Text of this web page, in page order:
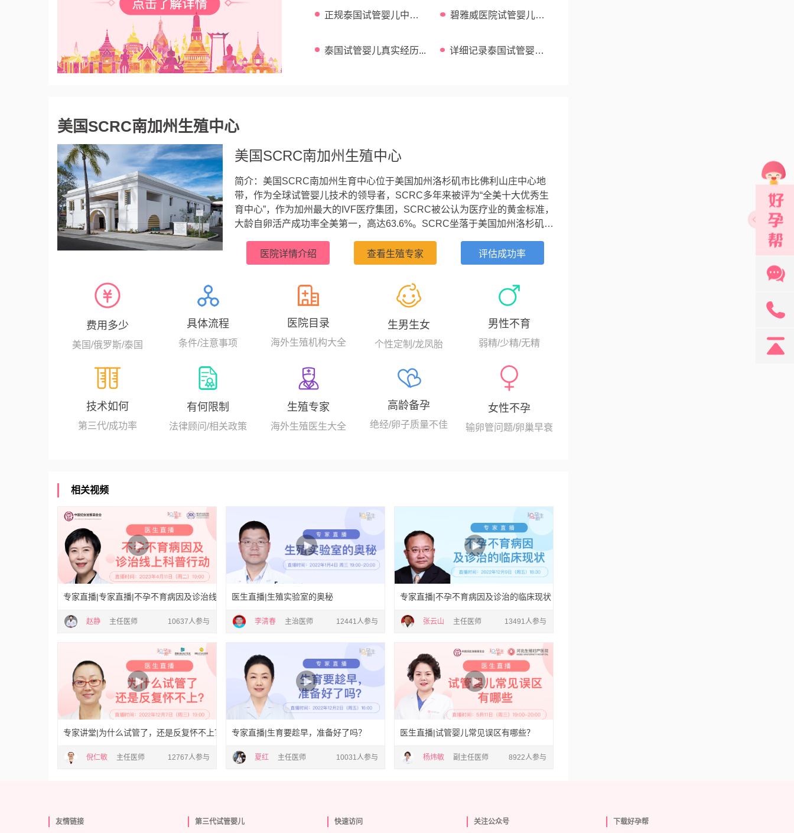
正规泰国试管婴儿中介
碧雅威医院试管婴儿成
泰国试管婴儿真实经历...
详细记录泰国试管婴儿
美国SCRC南加州生殖中心
美国SCRC南加州生殖中心
简介：美国SCRC南加州生育中心位于美国加州洛杉矶市比佛利山庄中心地
带，作为全球试管婴儿技术的领导者，SCRC多年来被评为“全美十大优秀生
育中心”，作为加州最大的IVF医疗集团，SCRC被公认为医疗业的黄金标准，
大龄自卵活产成功率全美第一，高达63.6%。SCRC坐落于美国加州洛杉矶市
世纪1993年，美国SCRC的生育专家就完成了美国西海岸第一例卵母细胞胞
浆内单精子注射（ICSI）的试管案例，显著提高了卵子体外受精的成功率。...
医院详情介绍 查看生殖专家 评估成功率
费用多少
美国/俄罗斯/泰国
具体流程
条件/注意事项
医院目录
海外生殖机构大全
生男生女
个性定制/龙凤胎
男性不育
弱精/少精/无精
技术如何
第三代/成功率
有何限制
法律顾问/相关政策
生殖专家
海外生殖医生大全
高龄备孕
绝经/卵子质量不佳
女性不孕
输卵管问题/卵巢早衰
相关视频
专家直播|专家直播|不孕不育病因及诊治线上科普行动
赵静 主任医师 10637人参与
医生直播|生殖实验室的奥秘
李清春 主治医师 12441人参与
专家直播|不孕不育病因及诊治的临床现状
张云山 主任医师 13491人参与
专家讲堂|为什么试管了，还是反复怀不上？
倪仁敏 主任医师 12767人参与
专家直播|生育要趁早，准备好了吗？
夏红 主任医师 10031人参与
医生直播|试管婴儿常见误区有哪些？
杨炜敏 副主任医师 8922人参与
友情链接 第三代试管婴儿 快速访问 关注公众号 下载好孕帮